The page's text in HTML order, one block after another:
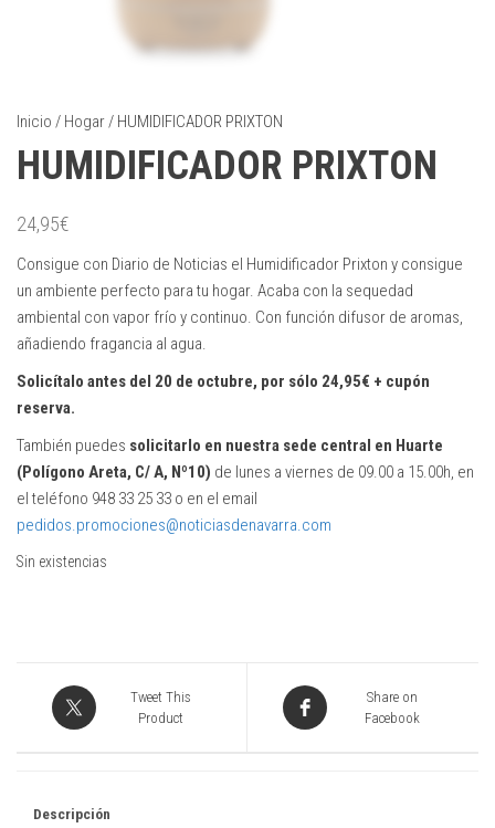
Inicio / Hogar/ HUMIDIFICADOR PRIXTON
HUMIDIFICADOR PRIXTON
24,95€
Consigue con Diario de Noticias el Humidificador Prixton y consigue
un ambiente perfecto para tu hogar. Acaba con la sequedad
ambiental con vapor frío y continuo. Con función difusor de aromas,
añadiendo fragancia al agua.
Solicítalo antes del 20 de octubre, por sólo 24,95€ + cupón
reserva.
También puedes solicitarlo en nuestra sede central en Huarte
(Polígono Areta, C/ A, Nº10) de lunes a viernes de 09.00 a 15.00h, en
el teléfono 948 33 25 33 o en el email
pedidos.promociones@noticiasdenavarra.com
Sin existencias
Tweet This
Product
Share on
Facebook
Descripción